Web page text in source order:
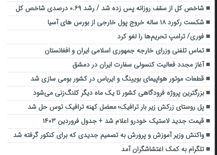
شاخص کل از سقف روزانه پس زده شد / رشد ۰.۶۹ درصدی شاخص کل
شکست رکورد ۱۸ ساله خروج پول خارجی از بورس های آسیا
فوری/ ترامپ تحریم‌ها را لغو کرد
تماس تلفنی وزرای خارجه جمهوری اسلامی ایران و افغانستان
آغاز مجدد فعالیت کنسولی سفارت ایران در دمشق
قطعات موتور هواپیمای بویینگ و ایرباس در کشور بومی سازی شد
بزرگترین پروژه فرودگاهی کشور تا یک ماه دیگر کلنگ‌زنی می‌شود
پل روستای زرکش زیر بار ترافیک؛ معضل کهنه ترافیک توس حل شد
قیمت جدید لاستیک خودرو اعلام شد + جدول فروردین ۱۴۰۳
واکنش وزیر آموزش و پرورش به تصمیم جدیدی که برای کنکور گرفته شد
تلگرام به کمک اغتشاشگران آمد